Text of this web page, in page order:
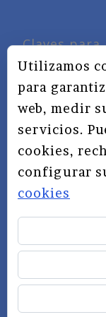
Claves
Utilizamos
para
web, medir
servicios.
cookies,
configurar
cookies